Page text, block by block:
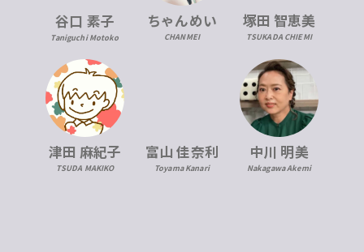
谷口 素子
Taniguchi Motoko
ちゃんめい
CHANMEI
塚田 智恵美
TSUKADA CHIEMI
津田 麻紀子
TSUDA MAKIKO
富山 佳奈利
Toyama Kanari
中川 明美
Nakagawa Akemi